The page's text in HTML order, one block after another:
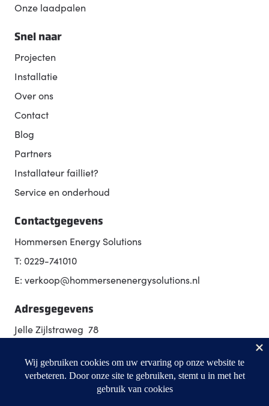
Onze laadpalen
Snel naar
Projecten
Installatie
Over ons
Contact
Blog
Partners
Installateur failliet?
Service en onderhoud
Contactgegevens
Hommersen Energy Solutions
T: 0229-741010
E: verkoop@hommersenenergysolutions.nl
Adresgegevens
Jelle Zijlstraweg 78
Routebeschrijving